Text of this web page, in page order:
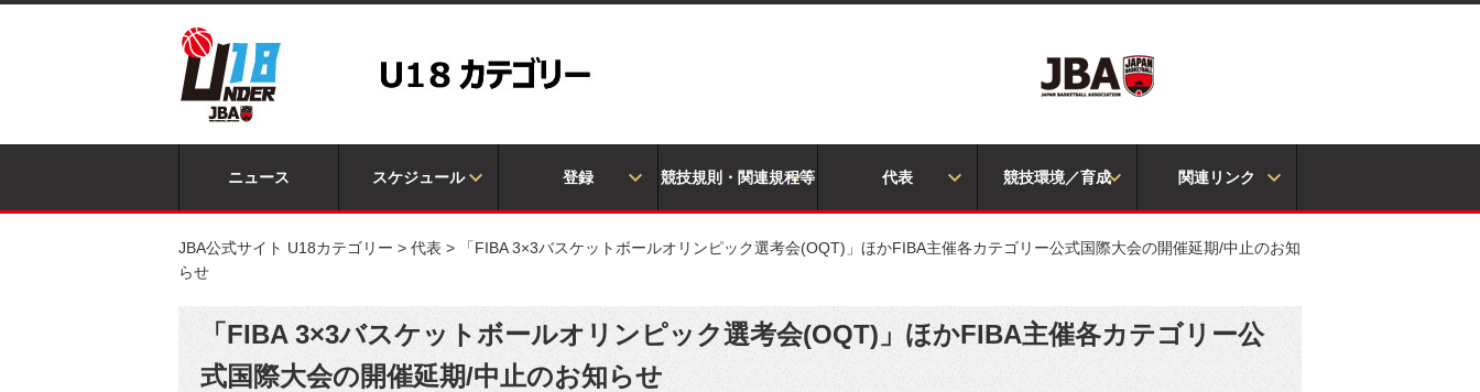
ニュース スケジュール 登録 競技規則・関連規程等 代表 競技環境／育成 関連リンク
JBA公式サイト U18カテゴリー > 代表 >
「FIBA 3×3バスケットボールオリンピック選考会(OQT)」ほかFIBA主催各カテゴリー公式国際大会の開催延期/中止のお知
らせ
「FIBA 3×3バスケットボールオリンピック選考会(OQT)」ほかFIBA主催各カテゴリー公
式国際大会の開催延期/中止のお知らせ